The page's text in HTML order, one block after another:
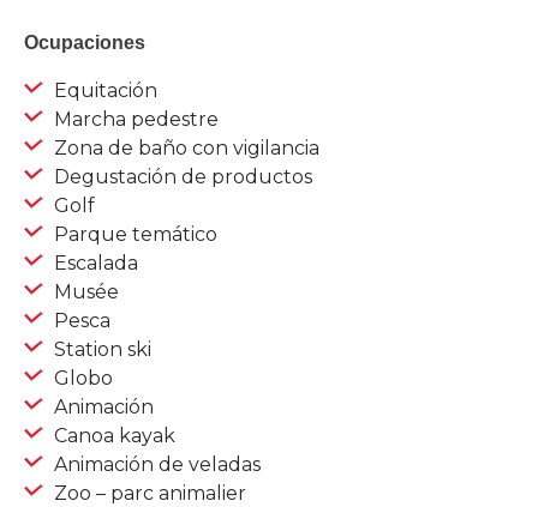
Ocupaciones
Equitación
Marcha pedestre
Zona de baño con vigilancia
Degustación de productos
Golf
Parque temático
Escalada
Musée
Pesca
Station ski
Globo
Animación
Canoa kayak
Animación de veladas
Zoo – parc animalier